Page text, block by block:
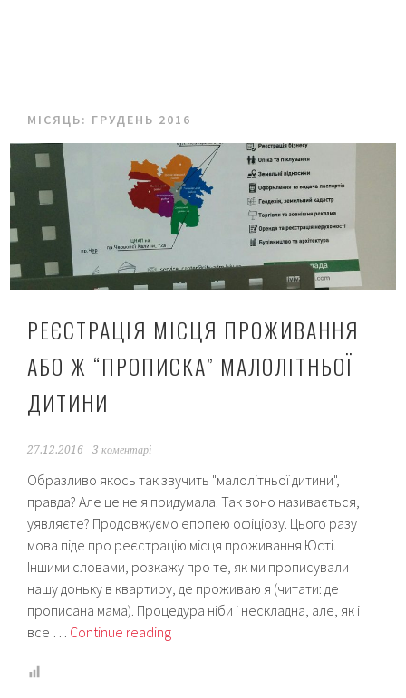
МІСЯЦЬ: ГРУДЕНЬ 2016
РЕЄСТРАЦІЯ МІСЦЯ ПРОЖИВАННЯ
АБО Ж “ПРОПИСКА” МАЛОЛІТНЬОЇ
ДИТИНИ
27.12.2016 3 коментарі
Образливо якось так звучить "малолітньої дитини",
правда? Але це не я придумала. Так воно називається,
уявляєте? Продовжуємо епопею офіціозу. Цього разу
мова піде про реєстрацію місця проживання Юсті.
Іншими словами, розкажу про те, як ми прописували
нашу доньку в квартиру, де проживаю я (читати: де
прописана мама). Процедура ніби і нескладна, але, як і
все … Continue readingРеєстрація